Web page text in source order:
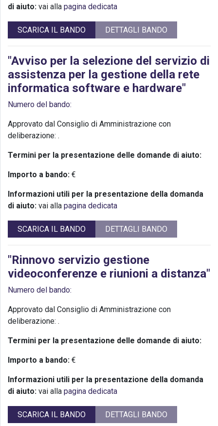
di aiuto: vai alla pagina dedicata
SCARICA IL BANDO DETTAGLI BANDO
"Avviso per la selezione del servizio di
assistenza per la gestione della rete
informatica software e hardware"
Numero del bando:
Approvato dal Consiglio di Amministrazione con
deliberazione: .
Termini per la presentazione delle domande di aiuto:
Importo a bando: €
Informazioni utili per la presentazione della domanda
di aiuto: vai alla pagina dedicata
SCARICA IL BANDO DETTAGLI BANDO
"Rinnovo servizio gestione
videoconferenze e riunioni a distanza"
Numero del bando:
Approvato dal Consiglio di Amministrazione con
deliberazione: .
Termini per la presentazione delle domande di aiuto:
Importo a bando: €
Informazioni utili per la presentazione della domanda
di aiuto: vai alla pagina dedicata
SCARICA IL BANDO DETTAGLI BANDO